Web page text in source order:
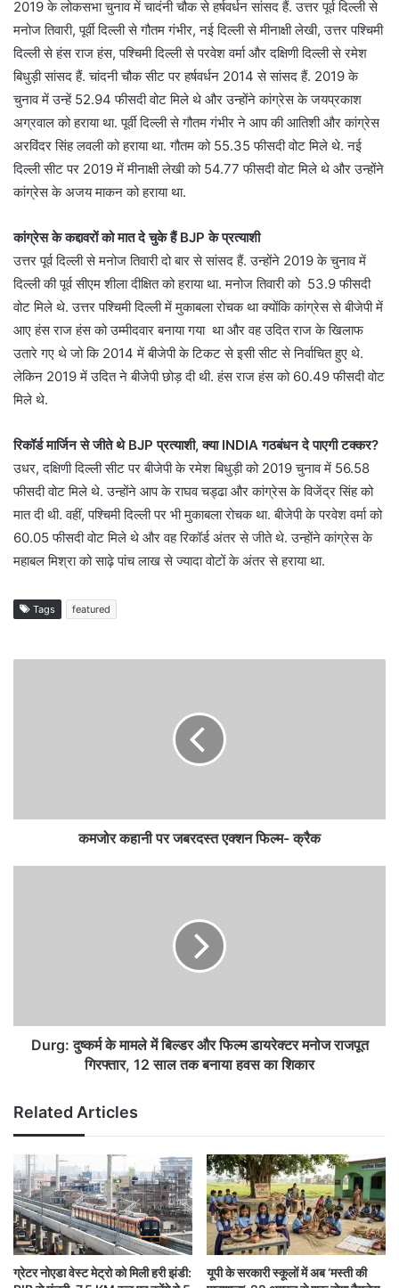
2019 के लोकसभा चुनाव में चादंनी चौक से हर्षवर्धन सांसद हैं. उत्तर पूर्व दिल्ली से
मनोज तिवारी, पूर्वी दिल्ली से गौतम गंभीर, नई दिल्ली से मीनाक्षी लेखी, उत्तर पश्चिमी
दिल्ली से हंस राज हंस, पश्चिमी दिल्ली से परवेश वर्मा और दक्षिणी दिल्ली से रमेश
बिधुड़ी सांसद हैं. चांदनी चौक सीट पर हर्षवर्धन 2014 से सांसद हैं. 2019 के
चुनाव में उन्हें 52.94 फीसदी वोट मिले थे और उन्होंने कांग्रेस के जयप्रकाश
अग्रवाल को हराया था. पूर्वी दिल्ली से गौतम गंभीर ने आप की आतिशी और कांग्रेस
अरविंदर सिंह लवली को हराया था. गौतम को 55.35 फीसदी वोट मिले थे. नई
दिल्ली सीट पर 2019 में मीनाक्षी लेखी को 54.77 फीसदी वोट मिले थे और उन्होंने
कांग्रेस के अजय माकन को हराया था.
कांग्रेस के कद्दावरों को मात दे चुके हैं BJP के प्रत्याशी
उत्तर पूर्व दिल्ली से मनोज तिवारी दो बार से सांसद हैं. उन्होंने 2019 के चुनाव में
दिल्ली की पूर्व सीएम शीला दीक्षित को हराया था. मनोज तिवारी को 53.9 फीसदी
वोट मिले थे. उत्तर पश्चिमी दिल्ली में मुकाबला रोचक था क्योंकि कांग्रेस से बीजेपी में
आए हंस राज हंस को उम्मीदवार बनाया गया था और वह उदित राज के खिलाफ
उतारे गए थे जो कि 2014 में बीजेपी के टिकट से इसी सीट से निर्वाचित हुए थे.
लेकिन 2019 में उदित ने बीजेपी छोड़ दी थी. हंस राज हंस को 60.49 फीसदी वोट
मिले थे.
रिकॉर्ड मार्जिन से जीते थे BJP प्रत्याशी, क्या INDIA गठबंधन दे पाएगी टक्कर?
उधर, दक्षिणी दिल्ली सीट पर बीजेपी के रमेश बिधुड़ी को 2019 चुनाव में 56.58
फीसदी वोट मिले थे. उन्होंने आप के राघव चड्ढा और कांग्रेस के विजेंद्र सिंह को
मात दी थी. वहीं, पश्चिमी दिल्ली पर भी मुकाबला रोचक था. बीजेपी के परवेश वर्मा को
60.05 फीसदी वोट मिले थे और वह रिकॉर्ड अंतर से जीते थे. उन्होंने कांग्रेस के
महाबल मिश्रा को साढ़े पांच लाख से ज्यादा वोटों के अंतर से हराया था.
Tags featured
कमजोर कहानी पर जबरदस्त एक्शन फिल्म- क्रैक
Durg: दुष्कर्म के मामले में बिल्डर और फिल्म डायरेक्टर मनोज राजपूत
गिरफ्तार, 12 साल तक बनाया हवस का शिकार
Related Articles
ग्रेटर नोएडा वेस्ट मेट्रो को मिली हरी झंडी:
यूपी के सरकारी स्कूलों में अब ‘मस्ती की